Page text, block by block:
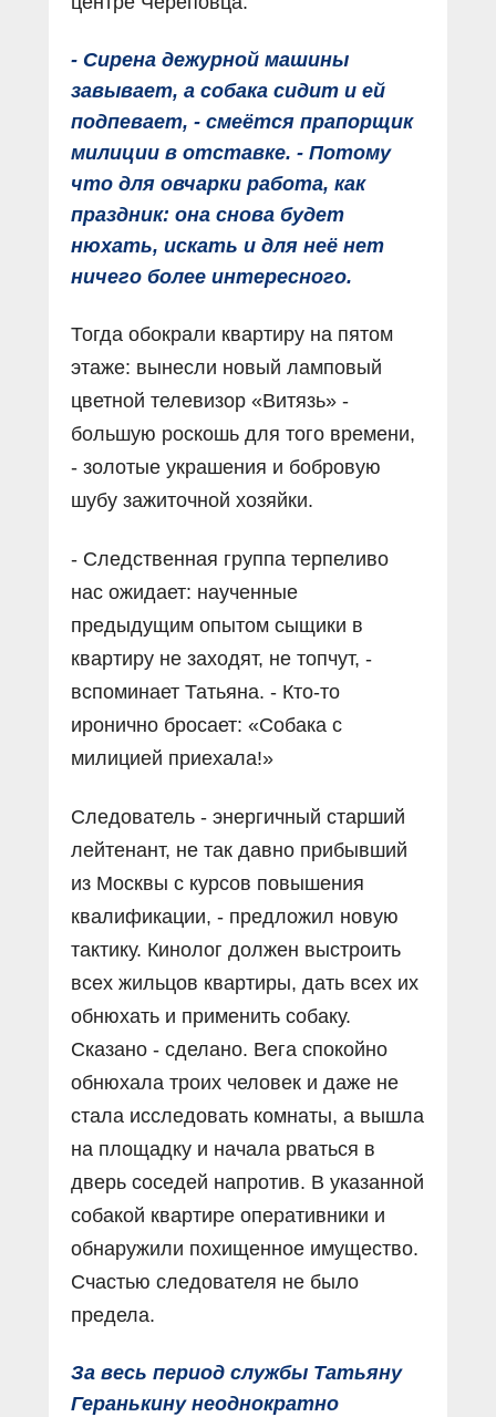
- Сирена дежурной машины
завывает, а собака сидит и ей
подпевает, - смеётся прапорщик
милиции в отставке. - Потому
что для овчарки работа, как
праздник: она снова будет
нюхать, искать и для неё нет
ничего более интересного.
Тогда обокрали квартиру на пятом
этаже: вынесли новый ламповый
цветной телевизор «Витязь» -
большую роскошь для того времени,
- золотые украшения и бобровую
шубу зажиточной хозяйки.
- Следственная группа терпеливо
нас ожидает: наученные
предыдущим опытом сыщики в
квартиру не заходят, не топчут, -
вспоминает Татьяна. - Кто-то
иронично бросает: «Собака с
милицией приехала!»
Следователь - энергичный старший
лейтенант, не так давно прибывший
из Москвы с курсов повышения
квалификации, - предложил новую
тактику. Кинолог должен выстроить
всех жильцов квартиры, дать всех их
обнюхать и применить собаку.
Сказано - сделано. Вега спокойно
обнюхала троих человек и даже не
стала исследовать комнаты, а вышла
на площадку и начала рваться в
дверь соседей напротив. В указанной
собакой квартире оперативники и
обнаружили похищенное имущество.
Счастью следователя не было
предела.
За весь период службы Татьяну
Геранькину неоднократно